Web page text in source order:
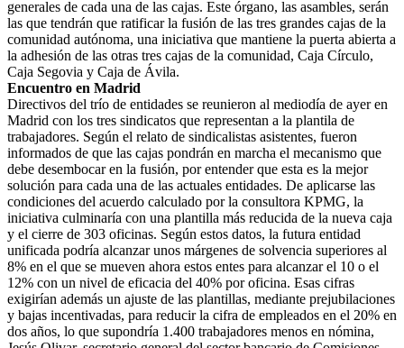
generales de cada una de las cajas. Este órgano, las asambles, serán
las que tendrán que ratificar la fusión de las tres grandes cajas de la
comunidad autónoma, una iniciativa que mantiene la puerta abierta a
la adhesión de las otras tres cajas de la comunidad, Caja Círculo,
Caja Segovia y Caja de Ávila.
Encuentro en Madrid
Directivos del trío de entidades se reunieron al mediodía de ayer en
Madrid con los tres sindicatos que representan a la plantila de
trabajadores. Según el relato de sindicalistas asistentes, fueron
informados de que las cajas pondrán en marcha el mecanismo que
debe desembocar en la fusión, por entender que esta es la mejor
solución para cada una de las actuales entidades. De aplicarse las
condiciones del acuerdo calculado por la consultora KPMG, la
iniciativa culminaría con una plantilla más reducida de la nueva caja
y el cierre de 303 oficinas. Según estos datos, la futura entidad
unificada podría alcanzar unos márgenes de solvencia superiores al
8% en el que se mueven ahora estos entes para alcanzar el 10 o el
12% con un nivel de eficacia del 40% por oficina. Esas cifras
exigirían además un ajuste de las plantillas, mediante prejubilaciones
y bajas incentivadas, para reducir la cifra de empleados en el 20% en
dos años, lo que supondría 1.400 trabajadores menos en nómina,